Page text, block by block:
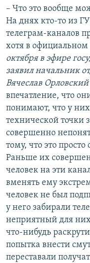
– Что это вообще
На днях кто-то из
телеграм-каналов
хотя в
октября в эфире
заявил начальник
Вячеслав
впечатление, что
понимают, что у
технической точки
совершенно
тому, что это
Раньше их
человек на эти
вменять ему
человек не был
у него забирали
неприятный для
что-нибудь
попытка внести
переставали